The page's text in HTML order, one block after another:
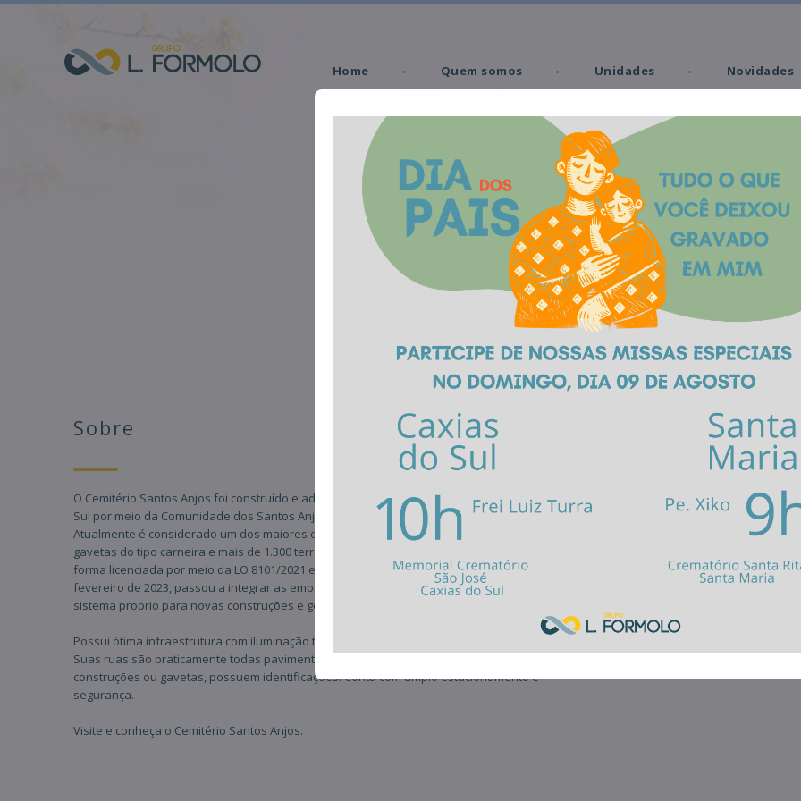
Home Quem somos Unidades Novidades
Obituário Memorial Virtual
Cemitério Santos
Caxias do Sul | RS
Sobre
O Cemitério Santos Anjos foi construído e administrado pela Mitra Diocesana de Caxias do
Sul por meio da Comunidade dos Santos Anjos desde meados de 1970 até janeiro de 2023.
Atualmente é considerado um dos maiores cemitérios da cidade contando com mais de 2.000
gavetas do tipo carneira e mais de 1.300 terrenos com construções tumulares. Opera de
forma licenciada por meio da LO 8101/2021 em mais de 4hectares de área e desde o mês de
fevereiro de 2023, passou a integrar as empresas do Grupo L. Formolo, contando com
sistema proprio para novas construções e gestão profissionalizada.
Possui ótima infraestrutura com iluminação total e cobertura de monitoramento por câmeras.
Suas ruas são praticamente todas pavimentadas e todos os espaços tumulares, sejam
construções ou gavetas, possuem identificações. Conta com amplo estacionamento e
segurança.
Visite e conheça o Cemitério Santos Anjos.
(54) 32224790
Av. Mauricio Sirotsky
Como chegar?